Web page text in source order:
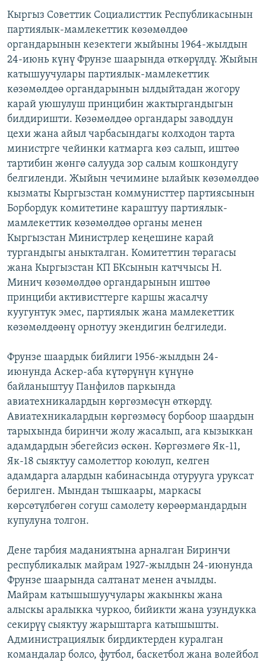
ЭЕ/АРнун бардык сайттары
Кыргыз Советтик Социалисттик Республикасынын
партиялык-мамлекеттик көзөмөлдөө
органдарынын кезектеги жыйыны 1964-жылдын
24-июнь күнү Фрунзе шаарында өткөрүлдү. Жыйын
катышуучулары партиялык-мамлекеттик
көзөмөлдөө органдарынын ылдыйтадан жогору
карай уюшулуш принцибин жактыргандыгын
билдиришти. Көзөмөлдөө органдары заводдун
цехи жана айыл чарбасындагы колходон тарта
министрге чейинки катмарга көз салып, иштөө
тартибин жөнгө салууда зор салым кошкондугу
белгиленди. Жыйын чечимине ылайык көзөмөлдөө
кызматы Кыргызстан коммунисттер партиясынын
Борбордук комитетине караштуу партиялык-
мамлекеттик көзөмөлдөө органы менен
Кыргызстан Министрлер кеңешине карай
тургандыгы аныкталган. Комитеттин төрагасы
жана Кыргызстан КП БКсынын катччысы Н.
Минич көзөмөлдөө органдарынын иштөө
принциби активисттерге каршы жасалчу
куугунтук эмес, партиялык жана мамлекеттик
көзөмөлдөөнү орнотуу экендигин белгиледи.
Фрунзе шаардык бийлиги 1956-жылдын 24-
июнунда Аскер-аба күтөрүнүн күнүнө
байланыштуу Панфилов паркында
авиатехникалардын көргөзмөсүн өткөрдү.
Авиатехникалардын көргөзмөсү борбоор шаардын
тарыхында биринчи жолу жасалып, ага кызыккан
адамдардын эбегейсиз өскөн. Көргөзмөгө Як-11,
Як-18 сыяктуу самолеттор коюлуп, келген
адамдарга алардын кабинасында отурууга уруксат
берилген. Мындан тышкаары, маркасы
көрсөтүлбөгөн согуш самолету көрөөрмандардын
купулуна толгон.
Дене тарбия маданиятына арналган Биринчи
республикалык майрам 1927-жылдын 24-июнунда
Фрунзе шаарында салтанат менен ачылды.
Майрам катышышуучулары жакынкы жана
алыскы аралыкка чуркоо, бийикти жана узундукка
секирүү сыяктуу жарыштарга катышышты.
Администрациялык бирдиктерден куралган
командалар болсо, футбол, баскетбол жана волейбол